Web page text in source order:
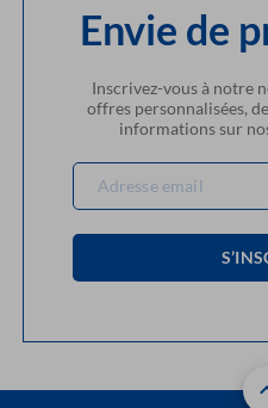
Envie de
Inscrivez-vous à notre
offres personnalisées,
informations sur